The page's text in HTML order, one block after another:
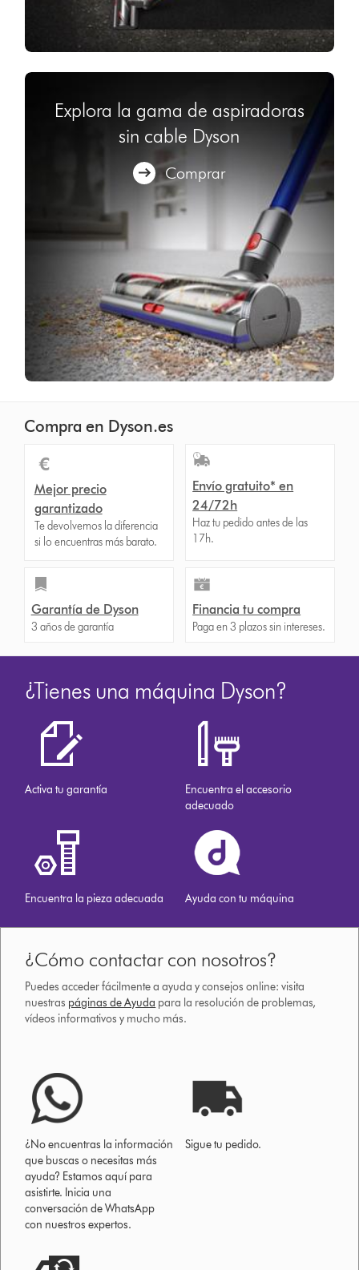
Explora la gama de aspiradoras
sin cable Dyson
Comprar
Compra en Dyson.es
Mejor precio
garantizado
Te devolvemos la diferencia
si lo encuentras más barato.
Envío gratuito* en
24/72h
Haz tu pedido antes de las
17h.
Garantía de Dyson
3 años de garantía
Financia tu compra
Paga en 3 plazos sin intereses.
¿Tienes una máquina Dyson?
Activa tu garantía
Encuentra el accesorio
adecuado
Encuentra la pieza adecuada Ayuda con tu máquina
¿Cómo contactar con nosotros?
Puedes acceder fácilmente a ayuda y consejos online: visita
nuestras páginas de Ayuda para la resolución de problemas,
vídeos informativos y mucho más.
¿No encuentras la información
que buscas o necesitas más
ayuda? Estamos aquí para
asistirte. Inicia una
conversación de WhatsApp
con nuestros expertos.
Sigue tu pedido.